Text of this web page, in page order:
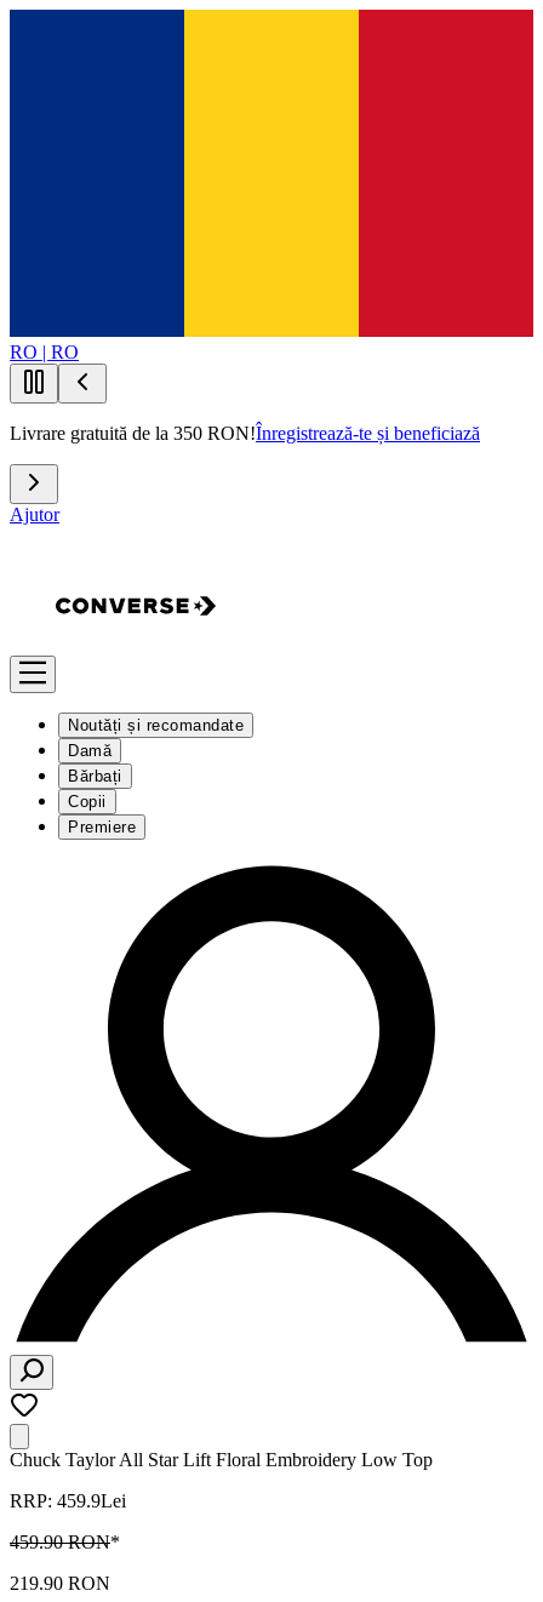
RO | RO
Livrare gratuită de la 350 RON!Înregistrează-te și beneficiază
Ajutor
Noutăți și recomandate
Damă
Bărbați
Copii
Premiere
Chuck Taylor All Star Lift Floral Embroidery Low Top
RRP: 459.9Lei
459.90 RON*
219.90 RON